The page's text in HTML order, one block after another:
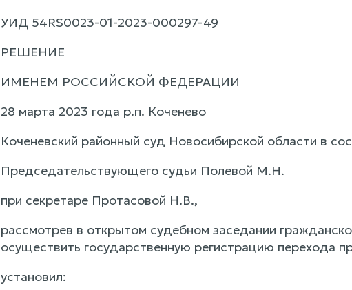
УИД 54RS0023-01-2023-000297-49
РЕШЕНИЕ
ИМЕНЕМ РОССИЙСКОЙ ФЕДЕРАЦИИ
28 марта 2023 года р.п. Коченево
Коченевский районный суд Новосибирской области в
Председательствующего судьи Полевой М.Н.
при секретаре Протасовой Н.В.,
рассмотрев в открытом судебном заседании
осуществить государственную регистрацию перехода
установил: